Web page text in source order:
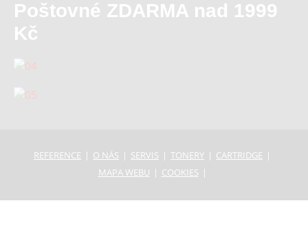
Poštovné ZDARMA nad 1999
Kč
REFERENCE O NÁS SERVIS TONERY
CARTRIDGE
MAPA WEBU
COOKIES